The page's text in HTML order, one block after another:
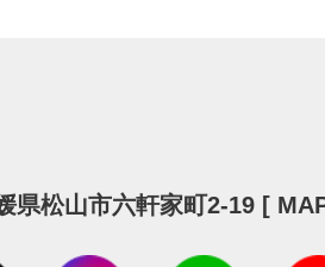
松山市六軒家町2-19 [